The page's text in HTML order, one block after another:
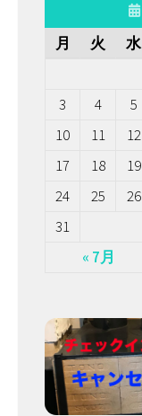
月
火 水
« 7月
3
4 5
10
11 12
17
18 19
24
25 26
31